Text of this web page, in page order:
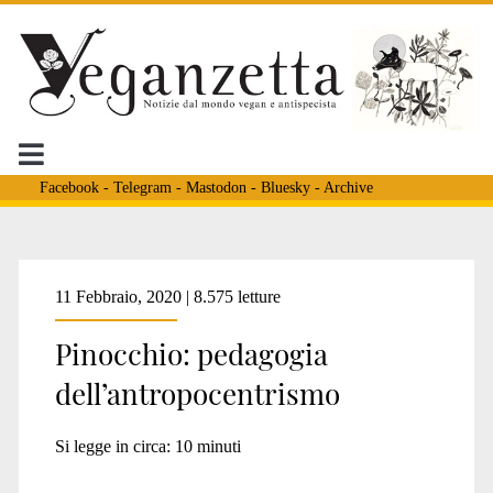
Facebook- Telegram - Mastodon - Bluesky- Archive
Tag:
<span>gatto</span>
11 Febbraio, 2020 | 8.575 letture
Pinocchio: pedagogia
dell’antropocentrismo
Si legge in circa: 10 minuti